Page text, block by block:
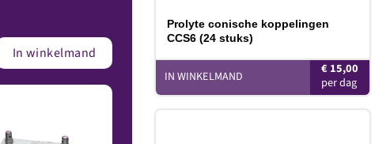
In winkelmand
Prolyte conische koppelingen
CCS6 (24 stuks)
€15,00
IN WINKELMAND